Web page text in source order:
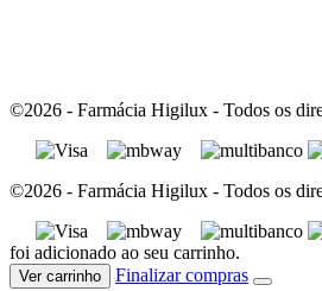
©2026 - Farmácia Higilux - Todos os
©2026 - Farmácia Higilux - Todos os
foi adicionado ao seu carrinho.
Ver carrinho Finalizar compras